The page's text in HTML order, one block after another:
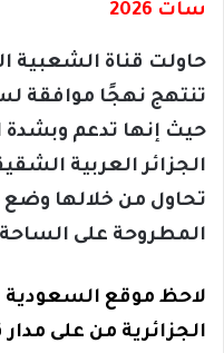
سات 2026
تنتهج نهجًا موافقة
حيث إنها تدعم وبشدة
الجزائر العربية
تحاول من خلالها
المطروحة على
لاحظ موقع السعودية
الجزائرية من على